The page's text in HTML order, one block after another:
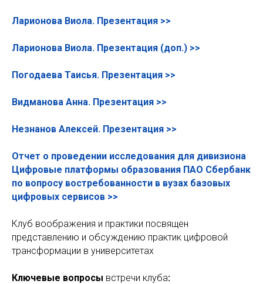
Ларионова Виола. Презентация >>
Ларионова Виола. Презентация (доп.) >>
Погодаева Таисья. Презентация >>
Видманова Анна. Презентация >>
Незнанов Алексей. Презентация >>
Отчет о проведении исследования для дивизиона
Цифровые платформы образования ПАО Сбербанк
по вопросу востребованности в вузах базовых
цифровых сервисов >>
Клуб воображения и практики посвящен
представлению и обсуждению практик цифровой
трансформации в университетах
Ключевые вопросы встречи клуба: